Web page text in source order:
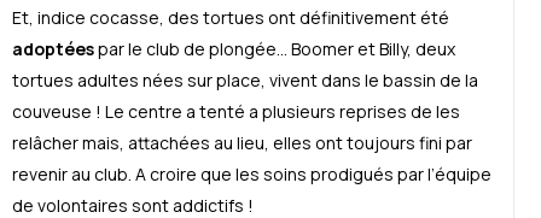
Et, indice cocasse, des tortues ont définitivement été
adoptéespar le club de plongée… Boomer et Billy, deux
tortues adultes nées sur place, vivent dans le bassin de la
couveuse ! Le centre a tenté a plusieurs reprises de les
relâcher mais, attachées au lieu, elles ont toujours fini par
revenir au club. A croire que les soins prodigués par l’équipe
de volontaires sont addictifs !